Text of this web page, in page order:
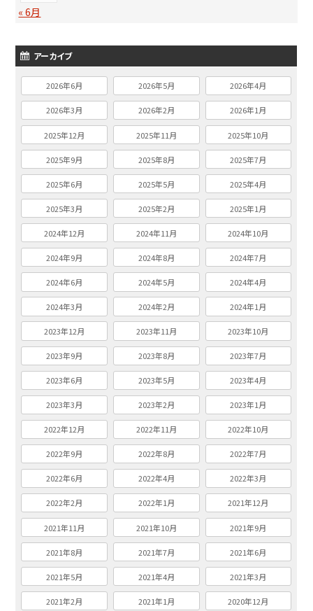
« 6月
アーカイブ
2026年6月 2026年5月 2026年4月
2026年3月 2026年2月 2026年1月
2025年12月 2025年11月 2025年10月
2025年9月 2025年8月 2025年7月
2025年6月 2025年5月 2025年4月
2025年3月 2025年2月 2025年1月
2024年12月 2024年11月 2024年10月
2024年9月 2024年8月 2024年7月
2024年6月 2024年5月 2024年4月
2024年3月 2024年2月 2024年1月
2023年12月 2023年11月 2023年10月
2023年9月 2023年8月 2023年7月
2023年6月 2023年5月 2023年4月
2023年3月 2023年2月 2023年1月
2022年12月 2022年11月 2022年10月
2022年9月 2022年8月 2022年7月
2022年6月 2022年4月 2022年3月
2022年2月 2022年1月 2021年12月
2021年11月 2021年10月 2021年9月
2021年8月 2021年7月 2021年6月
2021年5月 2021年4月 2021年3月
2021年2月 2021年1月 2020年12月